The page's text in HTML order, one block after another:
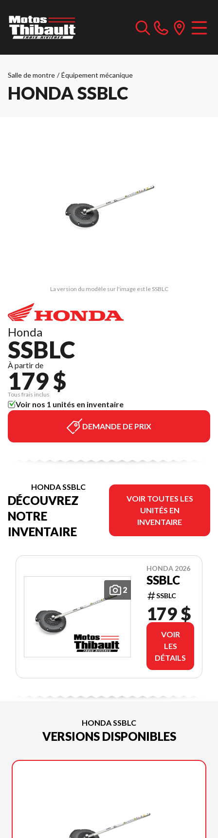
Salle de montre / Équipement mécanique
HONDA SSBLC
La version du modèle sur l'image est le SSBLC
Honda
SSBLC
À partir de
179 $
Tous frais inclus
Voir nos 1 unités en inventaire
DEMANDE DE PRIX
HONDA SSBLC
DÉCOUVREZ
NOTRE
INVENTAIRE
VOIR TOUTES LES
UNITÉS EN
INVENTAIRE
2
HONDA 2026
SSBLC
SSBLC
179 $
VOIR
LES
DÉTAILS
HONDA SSBLC
VERSIONS DISPONIBLES